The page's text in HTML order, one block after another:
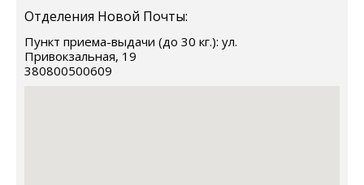
Отделения Новой Почты:
Пункт приема-выдачи (до 30 кг.): ул.
Привокзальная, 19
380800500609